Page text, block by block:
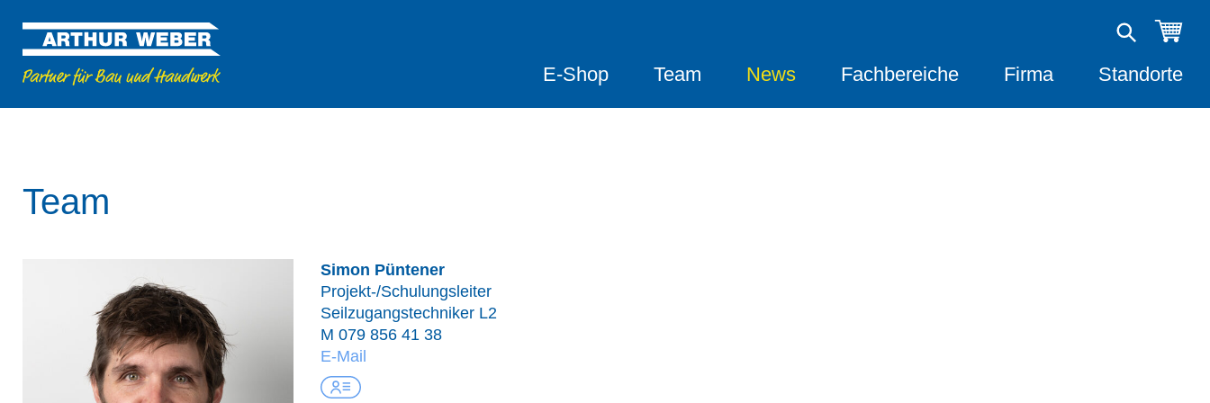
E-Shop Team News Fachbereiche Firma Standorte
Team
Simon Püntener
Projekt-/Schulungsleiter
Seilzugangstechniker L2
M 079 856 41 38
E-Mail